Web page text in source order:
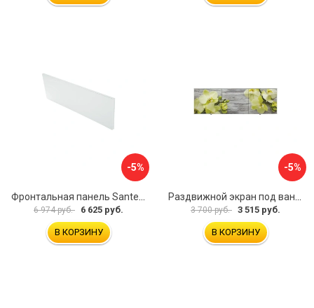
-5%
6 974 руб. 6 625 руб.
В КОРЗИНУ
-5%
3 700 руб. 3 515 руб.
В КОРЗИНУ